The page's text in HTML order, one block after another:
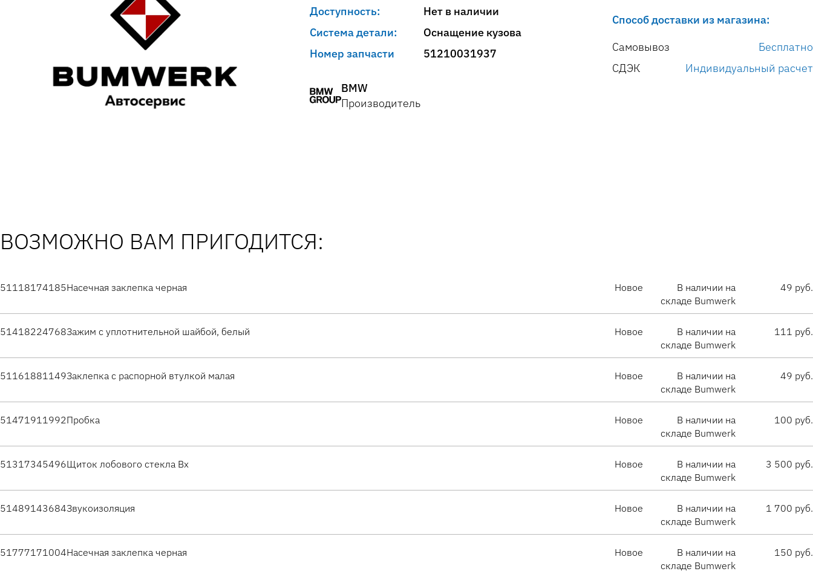
Доступность:
Нет в наличии
Система детали:
Оснащение кузова
Номер запчасти
51210031937
BMW
Производитель
Способ доставки из магазина:
Самовывоз
Бесплатно
СДЭК
Индивидуальный расчет
ВОЗМОЖНО ВАМ ПРИГОДИТСЯ:
51118174185Насечная заклепка черная Новое
В наличии на
складе Bumwerk
49 руб.
51418224768Зажим с уплотнительной шайбой, белый Новое
В наличии на
складе Bumwerk
111 руб.
51161881149Заклепка с распорной втулкой малая Новое
В наличии на
складе Bumwerk
49 руб.
51471911992Пробка Новое
В наличии на
складе Bumwerk
100 руб.
51317345496Щиток лобового стекла Вх Новое
В наличии на
складе Bumwerk
3 500 руб.
51489143684Звукоизоляция Новое
В наличии на
складе Bumwerk
1 700 руб.
51777171004Насечная заклепка черная Новое
В наличии на
складе Bumwerk
150 руб.